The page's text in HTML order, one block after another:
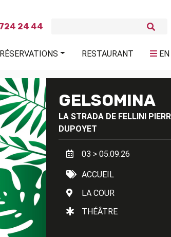
24 44
RÉSERVATIONS RESTAURANT
GELSOMINA
LA STRADA DE FELLINI
DUPOYET
03 > 05.09.26
ACCUEIL
LA COUR
THÉÂTRE